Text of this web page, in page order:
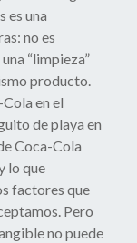
es una
no es
“limpieza”
producto.
en el
de playa en
Coca-Cola
lo que
factores que
Pero
no puede